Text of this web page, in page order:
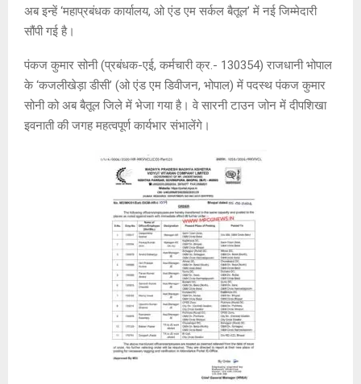
अब इन्हें ‘महाप्रबंधक कार्यालय, ओ एंड एम सर्कल बैतूल’ में नई जिम्मेदारी
सौंपी गई है।
पंकज कुमार सोनी (प्रबंधक-एई, कर्मचारी क्र.- 130354) राजधानी भोपाल
के ‘कजलीखेड़ा डीसी’ (ओ एंड एम डिवीजन, भोपाल) में पदस्थ पंकज कुमार
सोनी को अब बैतूल जिले में भेजा गया है। वे सारनी टाउन जोन में दीपशिखा
इवनाती की जगह महत्वपूर्ण कार्यभार संभालेंगे।